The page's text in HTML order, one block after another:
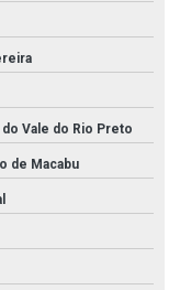
Vale do Rio Preto
de Macabu